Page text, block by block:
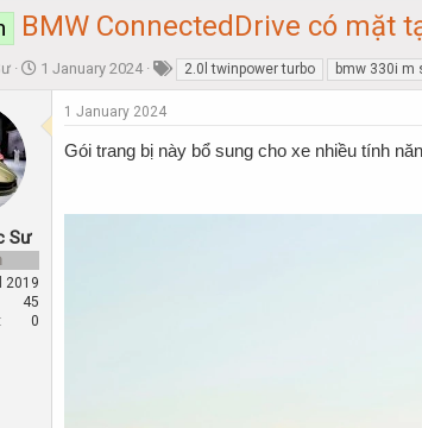
BMW ConnectedDrive có mặt
S
r
1 January 2024 2.0l twinpower turbo bmw 330i m
Sư
2019
45
0
1 January 2024
Gói trang bị này bổ sung cho xe nhiều tính